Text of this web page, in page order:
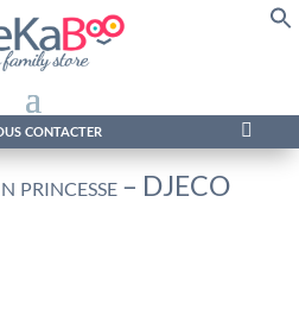
contacter 
– DJECO